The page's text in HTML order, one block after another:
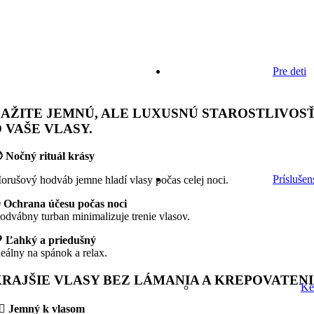
Pre deti
JEMNÚ, ALE LUXUSNÚ
VAŠE VLASY.
Nočný rituál krásy
hodváb jemne hladí vlasy počas celej noci.
Ochrana účesu počas noci
turban minimalizuje trenie vlasov.
Ľahký a priedušný
na spánok a relax.
VLASY BEZ LÁMANIA A
Jemný k vlasom